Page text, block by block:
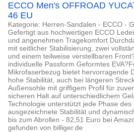
ECCO Men's OFFROAD
46 EU
Kategorie: Herren-Sandalen - ECCO -
Gefertigt aus hochwertigen ECCO
und angenehmen Tragekomfort
mit seitlicher Stabilisierung, zwei
und einem teilweise verstellbaren
individuelle Passform Geformtes
Mikrofaserbezug bietet hervorragende
hohe Stabilität, auch bei längeren
Außensohle mit griffigem Profil für
sicheren Halt auf unterschiedlichem
Technologie unterstützt jede Phase
ausgezeichnete Stabilität und
bis zum Abrollen - 82,51 Euro bei
gefunden von billiger.de